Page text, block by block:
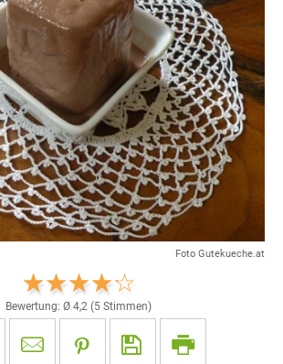
Foto Gutekueche.at
Bewertung: Ø 4,2 (5 Stimmen)